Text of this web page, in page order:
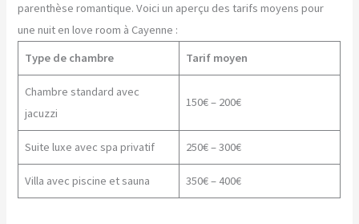
parenthèse romantique. Voici un aperçu des tarifs moyens pour
une nuit en love room à Cayenne :
Type de chambre
Tarif moyen
Chambre standard avec
jacuzzi
150€ – 200€
Suite luxe avec spa privatif 250€ – 300€
Villa avec piscine et sauna 350€ – 400€